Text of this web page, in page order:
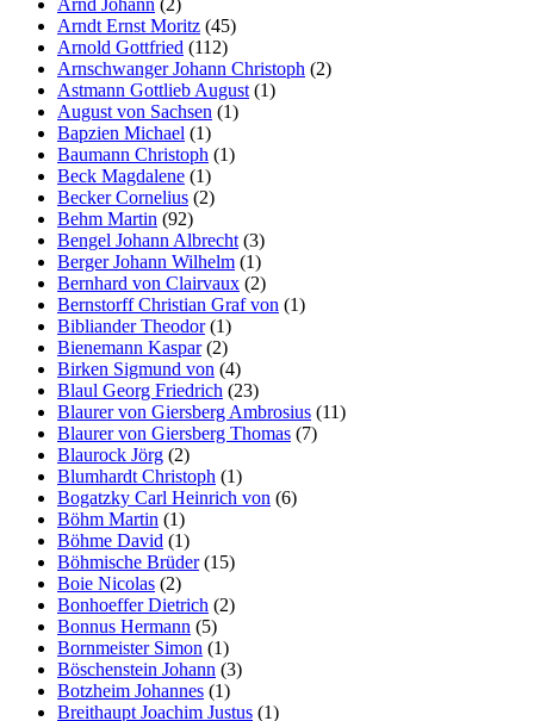
Arnd Johann (2)
Arndt Ernst Moritz (45)
Arnold Gottfried (112)
Arnschwanger Johann Christoph (2)
Astmann Gottlieb August (1)
August von Sachsen (1)
Bapzien Michael (1)
Baumann Christoph (1)
Beck Magdalene (1)
Becker Cornelius (2)
Behm Martin (92)
Bengel Johann Albrecht (3)
Berger Johann Wilhelm (1)
Bernhard von Clairvaux (2)
Bernstorff Christian Graf von (1)
Bibliander Theodor(1)
Bienemann Kaspar(2)
Birken Sigmund von (4)
Blaul Georg Friedrich (23)
Blaurer von Giersberg Ambrosius (11)
Blaurer von Giersberg Thomas (7)
Blaurock Jörg (2)
Blumhardt Christoph (1)
Bogatzky Carl Heinrich von (6)
Böhm Martin (1)
Böhme David (1)
Böhmische Brüder(15)
Boie Nicolas (2)
Bonhoeffer Dietrich (2)
Bonnus Hermann (5)
Bornmeister Simon (1)
Böschenstein Johann (3)
Botzheim Johannes (1)
Breithaupt Joachim Justus (1)